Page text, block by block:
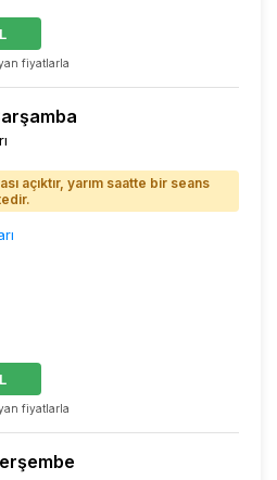
fiyatlarla
açıktır, yarım saatte bir seans
fiyatlarla